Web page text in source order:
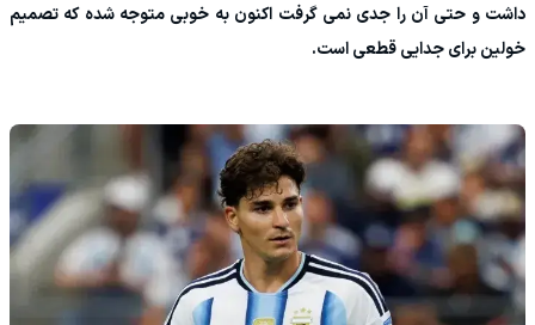
داشت و حتی آن را جدی نمی گرفت اکنون به خوبی متوجه شده که تصمیم
خولین برای جدایی قطعی است.